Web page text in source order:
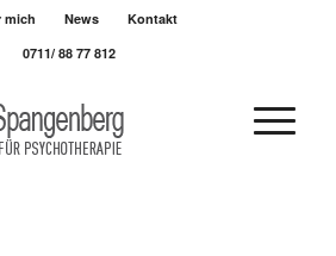
mich News
Kontakt
0711/ 88 77 812